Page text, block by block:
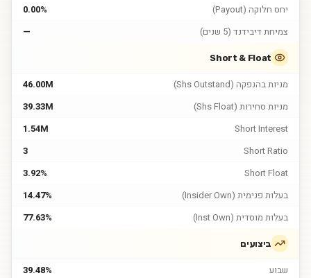
יחס חלוקה (Payout)
0.00%
צמיחת דיבידנד (5 שנים)
—
Short & Float
מניות בהנפקה (Shs Outstand)
46.00M
מניות סחירות (Shs Float)
39.33M
Short Interest
1.54M
Short Ratio
3
Short Float
3.92%
בעלות פנימית (Insider Own)
14.47%
בעלות מוסדית (Inst Own)
77.63%
ביצועים
שבוע
39.48%